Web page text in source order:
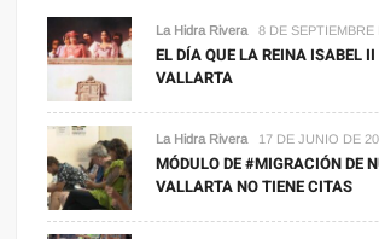
La Hidra Rivera 8 DE SEPTIEMBRE
EL DÍA QUE LA REINA ISABEL
VALLARTA
La Hidra Rivera 17 DE JUNIO DE
MÓDULO DE #MIGRACIÓN DE
VALLARTA NO TIENE CITAS